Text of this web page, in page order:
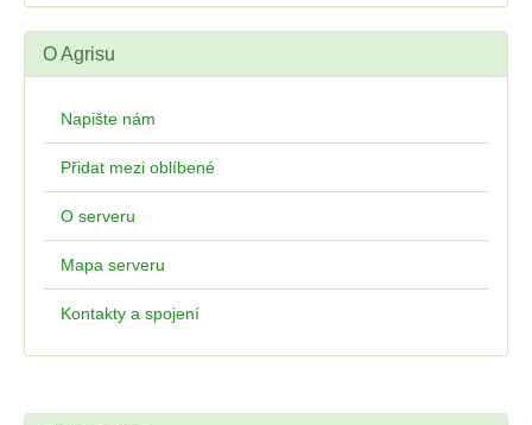
O Agrisu
Napište nám
Přidat mezi oblíbené
O serveru
Mapa serveru
Kontakty a spojení